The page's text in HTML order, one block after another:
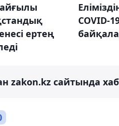
ертең
COVID-
zakon.kz сайтында